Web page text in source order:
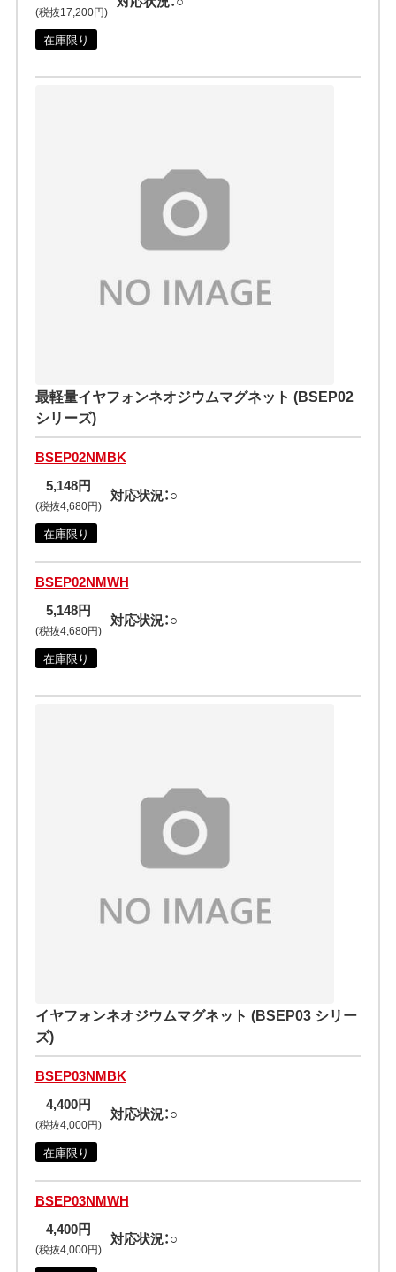
(税抜17,200円)
在庫限り
最軽量イヤフォンネオジウムマグネット (BSEP02
シリーズ)
BSEP02NMBK
5,148円
(税抜4,680円)
対応状況：○
在庫限り
BSEP02NMWH
5,148円
(税抜4,680円)
対応状況：○
在庫限り
イヤフォンネオジウムマグネット (BSEP03 シリー
ズ)
BSEP03NMBK
4,400円
(税抜4,000円)
対応状況：○
在庫限り
BSEP03NMWH
4,400円
(税抜4,000円)
対応状況：○